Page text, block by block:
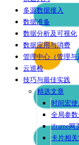
多源数据接入
数据准备
数据分析及可视化
数据应用与消费
管理中心（管理与
云巡检
技巧与最佳实践
精选文章
时间宏使
全局参
iframe网
卡片相